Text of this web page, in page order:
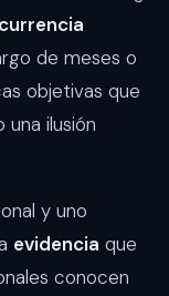
de meses o
objetivas que
ilusión
y uno
evidencia que
conocen